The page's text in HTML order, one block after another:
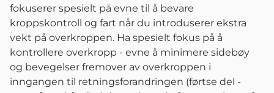
fokuserer spesielt på evne til å bevare
kroppskontroll og fart når du introduserer ekstra
vekt på overkroppen. Ha spesielt fokus på å
kontrollere overkropp - evne å minimere sidebøy
og bevegelser fremover av overkroppen i
inngangen til retningsforandringen (førtse del -